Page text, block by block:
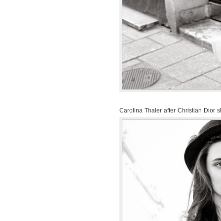
Carolina Thaler after Christian Dior